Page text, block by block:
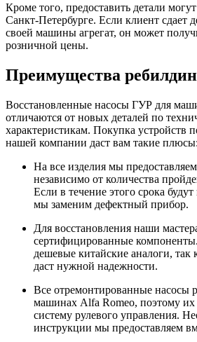
Кроме того, предоставить детали
Санкт-Петербурге. Если клиент сдает
своей машины агрегат, он может
розничной цены.
Преимущества
Восстановленные насосы ГУР для
отличаются от новых деталей по
характеристикам. Покупка устройств
нашей компании даст вам такие плюсы:
На все изделия мы
независимо от количества
Если в течение этого срока
мы заменим дефектный прибор.
Для восстановления наши
сертифицированные
дешевые китайские аналоги, так
даст нужной надежности.
Все отремонтированные насосы
машинах Alfa Romeo, поэтому их
систему рулевого управления.
инструкции мы предоставляем